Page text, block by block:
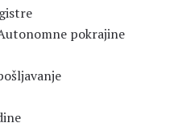
pokrajine